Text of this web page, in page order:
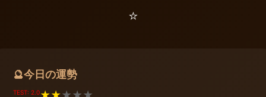
⭐️
🔮今日の運勢
TEST: 2.0